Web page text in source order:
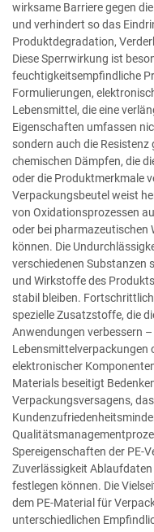
wirksame Barriere gegen
und verhindert so das
Produktdegradation,
Diese Sperrwirkung ist
feuchtigkeitsempfindliche
Formulierungen,
Lebensmittel, die eine
Eigenschaften umfassen
sondern auch die Resistenz
chemischen Dämpfen, die
oder die Produktmerkmale
Verpackungsbeutel weist
von Oxidationsprozessen
oder bei pharmazeutischen
können. Die
verschiedenen Substanzen
und Wirkstoffe des
stabil bleiben.
spezielle Zusatzstoffe, die
Anwendungen verbessern
Lebensmittelverpackungen
elektronischer
Materials beseitigt
Verpackungsversagens,
Spereigenschaften der PE-
Zuverlässigkeit
festlegen können. Die
dem PE-Material für
unterschiedlichen